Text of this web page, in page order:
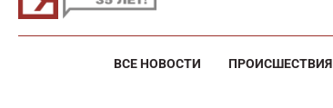
ВСЕ НОВОСТИ ПРОИСШЕСТВИЯ